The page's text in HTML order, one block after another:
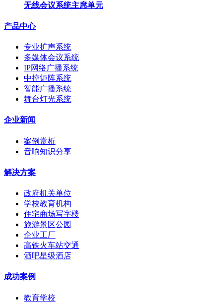
无线会议系统主席单元
产品中心
专业扩声系统
多媒体会议系统
IP网络广播系统
中控矩阵系统
智能广播系统
舞台灯光系统
企业新闻
案例赏析
音响知识分享
解决方案
政府机关单位
学校教育机构
住宅商场写字楼
旅游景区公园
企业工厂
高铁火车站交通
酒吧星级酒店
成功案例
教育学校